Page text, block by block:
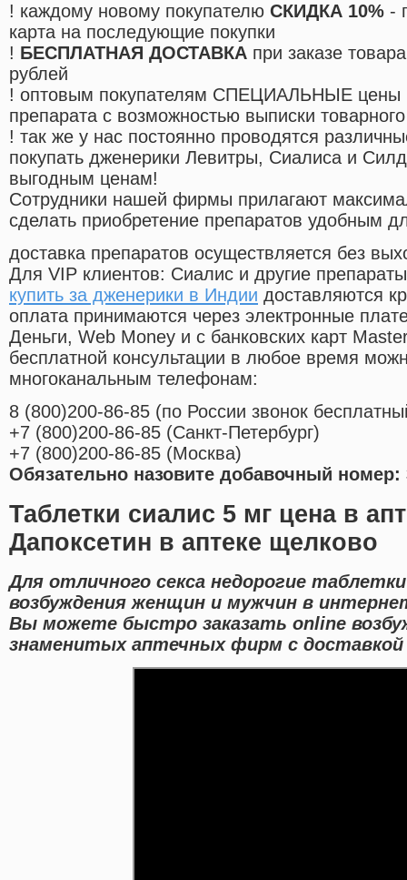
! каждому новому покупателю СКИДКА 10% -
карта на последующие покупки
! БЕСПЛАТНАЯ ДОСТАВКА при заказе
рублей
! оптовым покупателям СПЕЦИАЛЬНЫЕ цены
препарата с возможностью выписки
! так же у нас постоянно проводятся
покупать дженерики Левитры, Сиалиса и
выгодным ценам!
Cотрудники нашей фирмы прилагают
сделать приобретение препаратов удобным
доставка препаратов осуществляется без
Для VIP клиентов: Сиалис и другие
купить за дженерики в Индии доставляются
оплата принимаются через электронные
Деньги, Web Money и с банковских карт
бесплатной консультации в любое время
многоканальным телефонам:
8 (800)200-86-85 (по России звонок
+7 (800)200-86-85 (Санкт-Петербург)
+7 (800)200-86-85 (Москва)
Обязательно назовите добавочный номер:
Таблетки сиалис 5 мг цена в
Дапоксетин в аптеке щелково
Для отличного секса недорогие
возбуждения женщин и мужчин в
Вы можете быстро заказать online
знаменитых аптечных фирм с